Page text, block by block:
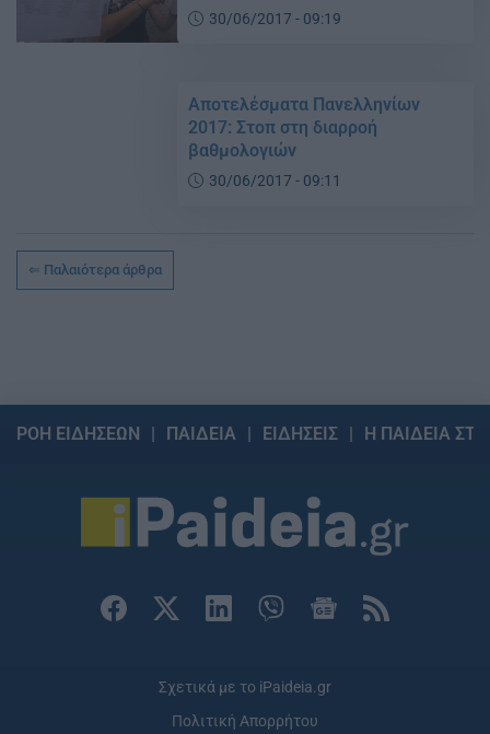
30/06/2017 - 09:19
Αποτελέσματα Πανελληνίων
2017: Στοπ στη διαρροή
βαθμολογιών
30/06/2017 - 09:11
Παλαιότερα άρθρα
ΡΟΗ ΕΙΔΗΣΕΩΝ ΠΑΙΔΕΙΑ ΕΙΔΗΣΕΙΣ Η ΠΑΙΔΕΙΑ
Σχετικά με το iPaideia.gr
Πολιτική Απορρήτου